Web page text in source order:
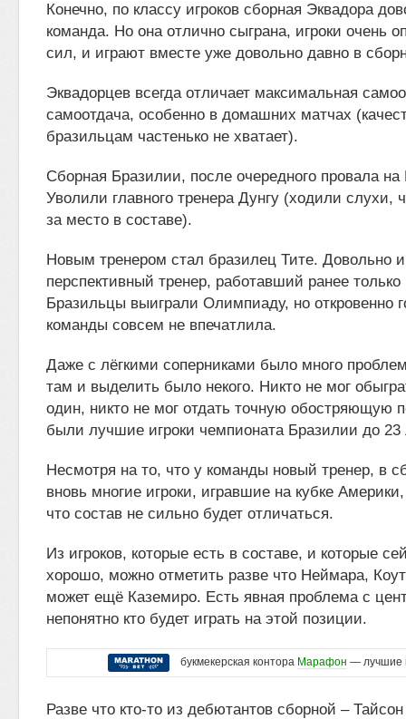
Конечно, по классу игроков сборная Эквадора
команда. Но она отлично сыграна, игроки очень
сил, и играют вместе уже довольно давно в
Эквадорцев всегда отличает максимальная
самоотдача, особенно в домашних матчах
бразильцам частенько не хватает).
Сборная Бразилии, после очередного провала
Уволили главного тренера Дунгу (ходили слухи,
за место в составе).
Новым тренером стал бразилец Тите. Довольно
перспективный тренер, работавший ранее
Бразильцы выиграли Олимпиаду, но откровенно
команды совсем не впечатлила.
Даже с лёгкими соперниками было много
там и выделить было некого. Никто не мог
один, никто не мог отдать точную обостряющую
были лучшие игроки чемпионата Бразилии до 23
Несмотря на то, что у команды новый тренер, в
вновь многие игроки, игравшие на кубке
что состав не сильно будет отличаться.
Из игроков, которые есть в составе, и которые
хорошо, можно отметить разве что Неймара,
может ещё Каземиро. Есть явная проблема с
непонятно кто будет играть на этой позиции.
букмекерская контора Марафон — лучшие
Разве что кто-то из дебютантов сборной –